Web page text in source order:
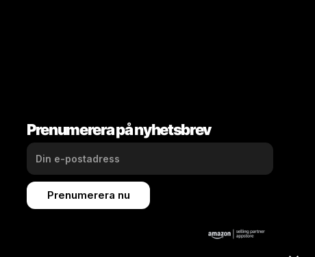
Prenumerera på nyhetsbrev